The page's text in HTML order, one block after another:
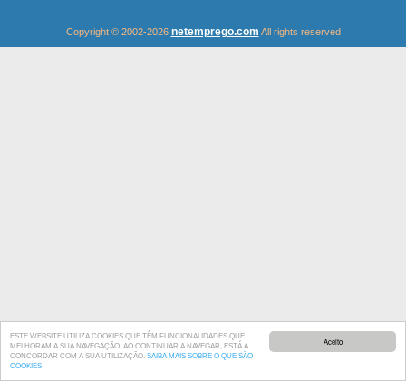
Aceito
ESTE WEBSITE UTILIZA COOKIES QUE TÊM FUNCIONALIDADES QUE
MELHORAM A SUA NAVEGAÇÃO. AO CONTINUAR A NAVEGAR, ESTÁ A
CONCORDAR COM A SUA UTILIZAÇÃO. SAIBA MAIS SOBRE O QUE SÃO
COOKIES
Copyright © 2002-2026 netemprego.com All rights reserved